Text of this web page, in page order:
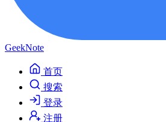
GeekNote
首页
搜索
登录
注册